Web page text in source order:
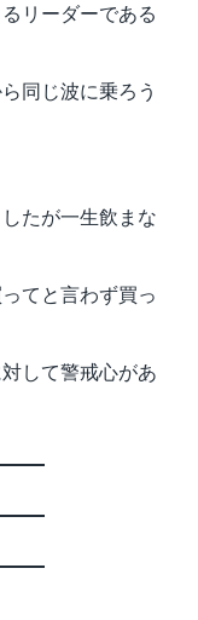
リーダーである
同じ波に乗ろう
たが一生飲まな
てと言わず買っ
して警戒心があ